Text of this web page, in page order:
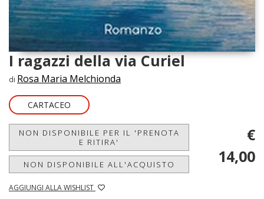
I ragazzi della via Curiel
di Rosa Maria Melchionda
CARTACEO
NON DISPONIBILE PER IL 'PRENOTA
E RITIRA'
NON DISPONIBILE ALL'ACQUISTO
AGGIUNGI ALLA WISHLIST
€
14,00